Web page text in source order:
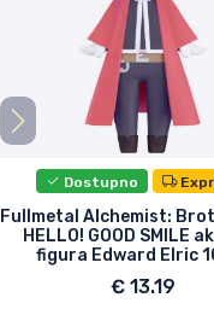
Dostupno
Fullmetal Alchemist:
HELLO! GOOD SMILE
figura Edward Elric
€ 13.19